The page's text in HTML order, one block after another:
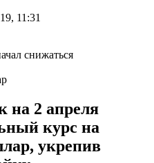
11:31
на 2 апреля
курс на
укрепив